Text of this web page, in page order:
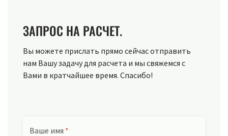
ЗАПРОС НА РАСЧЕТ.
Вы можете прислать прямо сейчас отправить
нам Вашу задачу для расчета и мы свяжемся с
Вами в кратчайшее время. Спасибо!
Ваше имя *